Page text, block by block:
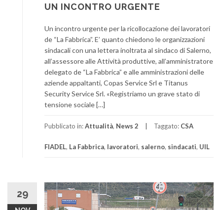
UN INCONTRO URGENTE
Un incontro urgente per la ricollocazione dei lavoratori
de “La Fabbrica”. E’ quanto chiedono le organizzazioni
sindacali con una lettera inoltrata al sindaco di Salerno,
all’assessore alle Attività produttive, all’amministratore
delegato de “La Fabbrica” e alle amministrazioni delle
aziende appaltanti, Copas Service Srl e Titanus
Security Service Srl. «Registriamo un grave stato di
tensione sociale […]
Pubblicato in:Attualità, News 2 Taggato: CSA
FIADEL, La Fabbrica, lavoratori, salerno, sindacati, UIL
29